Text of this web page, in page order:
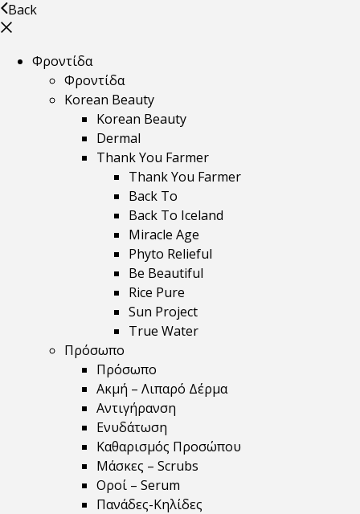
Back
Φροντίδα
Φροντίδα
Korean Beauty
Korean Beauty
Dermal
Thank You Farmer
Thank You Farmer
Back To
Back To Iceland
Miracle Age
Phyto Relieful
Be Beautiful
Rice Pure
Sun Project
True Water
Πρόσωπο
Πρόσωπο
Ακμή – Λιπαρό Δέρμα
Αντιγήρανση
Ενυδάτωση
Καθαρισμός Προσώπου
Μάσκες – Scrubs
Οροί – Serum
Πανάδες-Κηλίδες